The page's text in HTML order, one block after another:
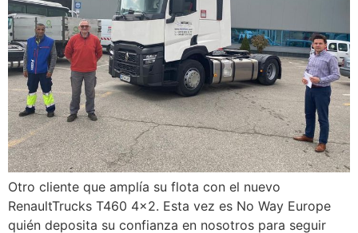
Otro cliente que amplía su flota con el nuevo
RenaultTrucks T460 4×2. Esta vez es No Way Europe
quién deposita su confianza en nosotros para seguir